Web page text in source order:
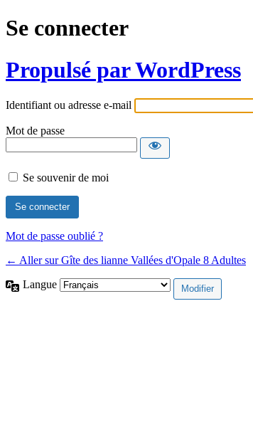
Se connecter
Propulsé par WordPress
Identifiant ou adresse e-mail
Mot de passe
Se souvenir de moi
Mot de passe oublié ?
← Aller sur Gîte des lianne Vallées d'Opale 8 Adultes
Langue